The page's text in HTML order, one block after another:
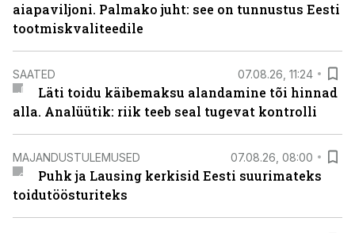
aiapaviljoni. Palmako juht: see on tunnustus Eesti
tootmiskvaliteedile
SAATED 07.08.26, 11:24
Läti toidu käibemaksu alandamine tõi hinnad
alla. Analüütik: riik teeb seal tugevat kontrolli
MAJANDUSTULEMUSED 07.08.26, 08:00
Puhk ja Lausing kerkisid Eesti suurimateks
toidutöösturiteks